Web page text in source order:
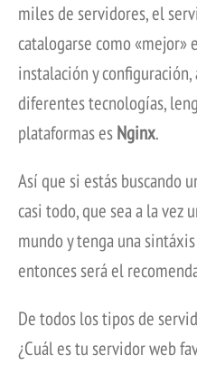
miles de servidores, el
catalogarse como
instalación y
diferentes tecnologías,
plataformas esNginx.
Así que si estás buscando
casi todo, que sea a la vez
mundo y tenga una
entonces será el
De todos los tipos de
¿Cuál es tu servidor web